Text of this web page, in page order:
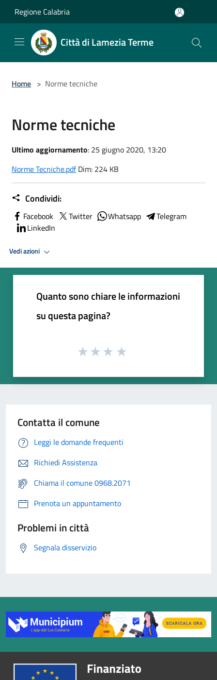
Regione Calabria
Città di Lamezia Terme
Home > Norme tecniche
Norme tecniche
Ultimo aggiornamento: 25 giugno 2020, 13:20
Norme Tecniche.pdfDim: 224 KB
Condividi:
Facebook Twitter Whatsapp
Telegram
LinkedIn
Vedi azioni
Quanto sono chiare le informazioni
su questa pagina?
Contatta il comune
Leggi le domande frequenti
Richiedi Assistenza
Chiama il comune 0968.2071
Prenota un appuntamento
Problemi in città
Segnala disservizio